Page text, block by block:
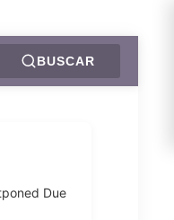
BUSCAR
Due